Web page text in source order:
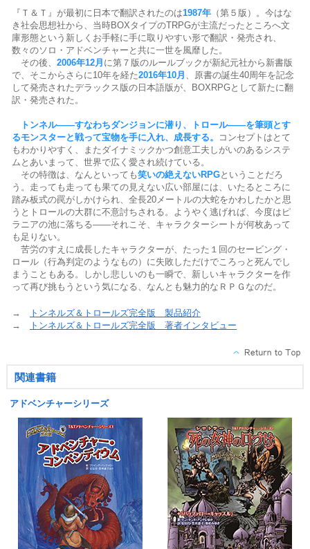
『Ｔ＆Ｔ』が最初に日本で翻訳されたのは1987年 （第５版）。今はな
き社会思想社から、当時BOXタイプのTRPGが主流だったところへ文
庫形態という新しくお手軽に手に取りやすい形で翻訳・発売され、
数々のソロ・アドベンチャーと共に一世を風靡した。
その後、2006年12月 に第７版のルールブックが新紀元社から新書版
で、そこからさらに10年を経た2016年10月
、原書の誕生40周年を記念
して発売されたデラックス版の日本語版が、BOXRPGとして新たに翻
訳・発売された。
トンネル――すなわちダンジョンに潜り、トロール――を筆頭とす
るモンスターと戦って宝物を手に入れ、成長する。
コンセプトはとて
もわかりやすく、またダイナミックかつ創意工夫しがいのあるシステ
ムとあいまって、世界で広く愛され続けている。
その特徴は、なんといっても笑いの絶えないRPGということだろ
う。走っても走っても果ての見えない広い部屋には、いたるところに
踏み板式の罠がしかけられ、全長20メートルの大蛇をかわしたかと思
うとトロールの大群に不意討ちされる。ようやく逃げれば、今度はピ
ラニアの池に落ちる――それこそ、キャラクターシートが何枚あって
も足りない。
苦労のすえに成長したキャラクターが、たった１回のセービング・
ロール（行為判定のようなもの）に失敗しただけでころっと死んでし
まうこともある。しかし悲しいのも一瞬で、新しいキャラクターを作
って再び挑もうという気になる、なんとも魅力的なＲＰＧなのだ。
→
トンネルズ＆トロールズ完全版 製品紹介
→
トンネルズ＆トロールズ完全版 著者インタビュー
関連書籍
アドベンチャーシリーズ